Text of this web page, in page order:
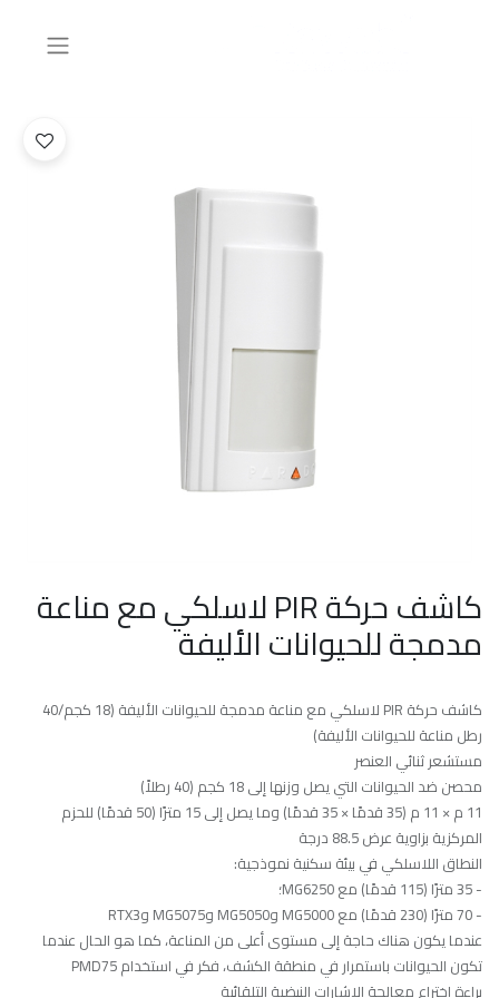
كاشف حركة PIR لاسلكي مع مناعة
مدمجة للحيوانات الأليفة
كاشف حركة PIR لاسلكي مع مناعة مدمجة للحيوانات الأليفة (18 كجم/40
رطل مناعة للحيوانات الأليفة)
مستشعر ثنائي العنصر
محصن ضد الحيوانات التي يصل وزنها إلى 18 كجم (40 رطلاً)
11 م × 11 م (35 قدمًا × 35 قدمًا) وما يصل إلى 15 مترًا (50 قدمًا) للحزم
المركزية بزاوية عرض 88.5 درجة
النطاق اللاسلكي في بيئة سكنية نموذجية:
- 35 مترًا (115 قدمًا) مع MG6250؛
- 70 مترًا (230 قدمًا) مع MG5000 وMG5050 وMG5075 وRTX3
عندما يكون هناك حاجة إلى مستوى أعلى من المناعة، كما هو الحال عندما
تكون الحيوانات باستمرار في منطقة الكشف، فكر في استخدام PMD75
براءة اختراع معالجة الإشارات النبضية التلقائية